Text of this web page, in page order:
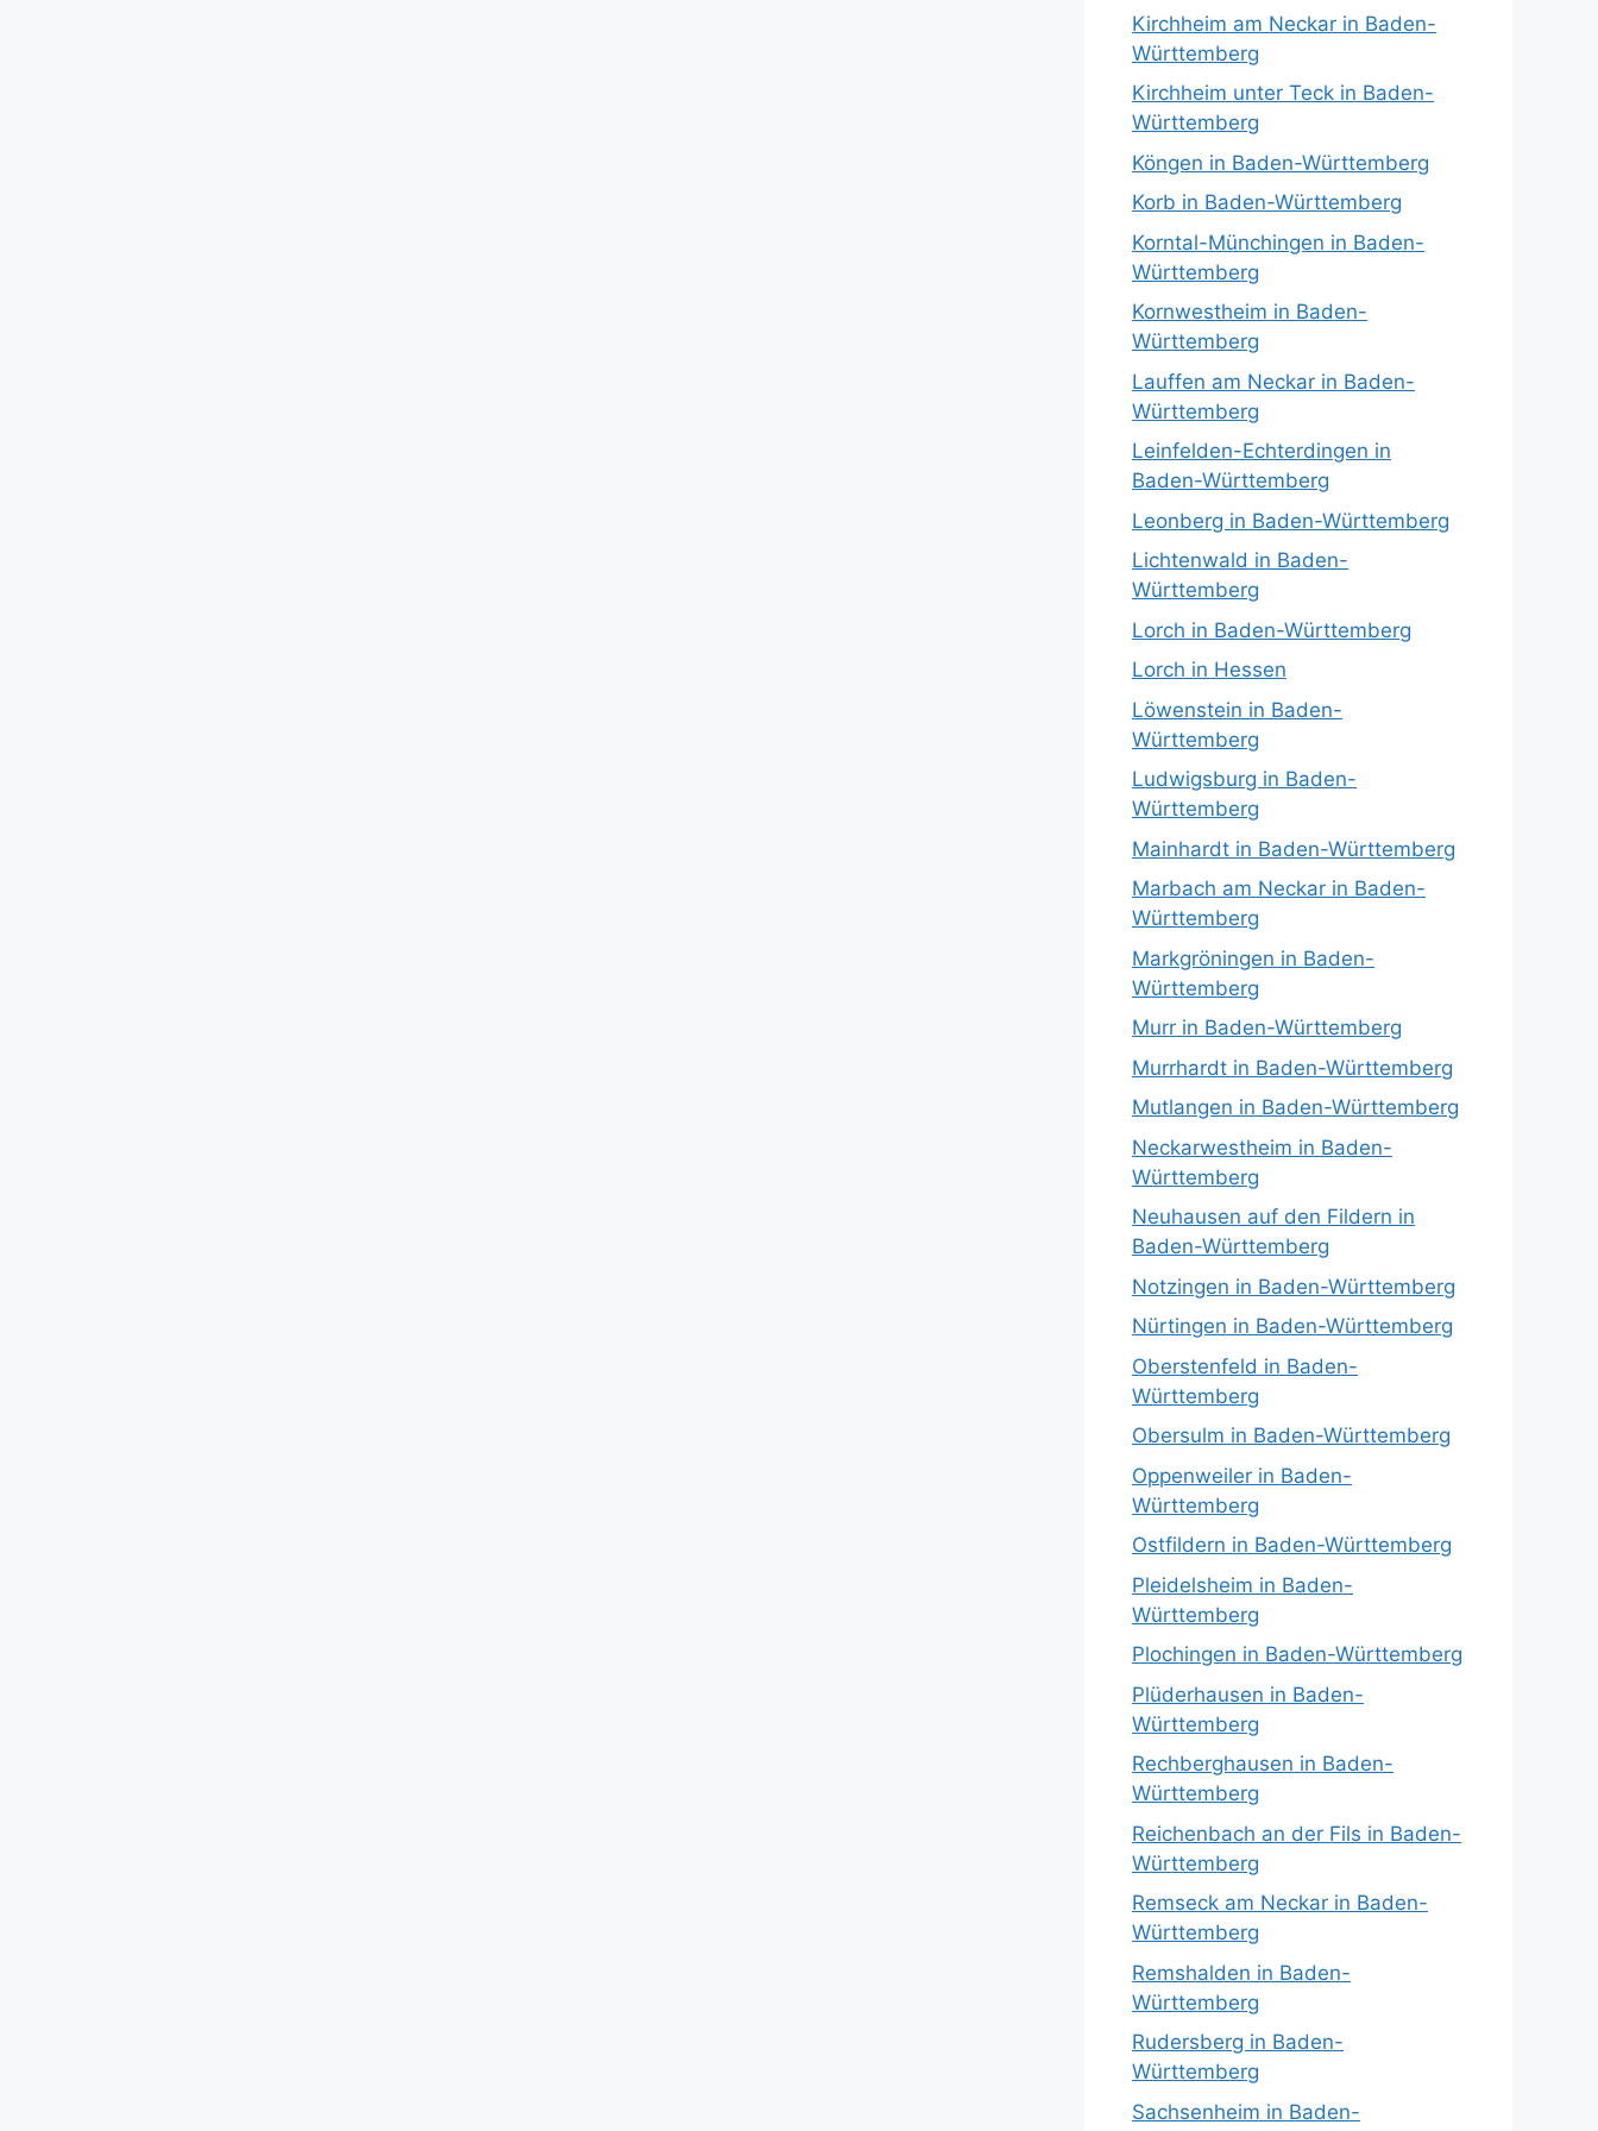
Kirchheim am Neckar in Baden-
Württemberg
Kirchheim unter Teck in Baden-
Württemberg
Köngen in Baden-Württemberg
Korb in Baden-Württemberg
Korntal-Münchingen in Baden-
Württemberg
Kornwestheim in Baden-
Württemberg
Lauffen am Neckar in Baden-
Württemberg
Leinfelden-Echterdingen in
Baden-Württemberg
Leonberg in Baden-Württemberg
Lichtenwald in Baden-
Württemberg
Lorch in Baden-Württemberg
Lorch in Hessen
Löwenstein in Baden-
Württemberg
Ludwigsburg in Baden-
Württemberg
Mainhardt in Baden-Württemberg
Marbach am Neckar in Baden-
Württemberg
Markgröningen in Baden-
Württemberg
Murr in Baden-Württemberg
Murrhardt in Baden-Württemberg
Mutlangen in Baden-Württemberg
Neckarwestheim in Baden-
Württemberg
Neuhausen auf den Fildern in
Baden-Württemberg
Notzingen in Baden-Württemberg
Nürtingen in Baden-Württemberg
Oberstenfeld in Baden-
Württemberg
Obersulm in Baden-Württemberg
Oppenweiler in Baden-
Württemberg
Ostfildern in Baden-Württemberg
Pleidelsheim in Baden-
Württemberg
Plochingen in Baden-Württemberg
Plüderhausen in Baden-
Württemberg
Rechberghausen in Baden-
Württemberg
Reichenbach an der Fils in Baden-
Württemberg
Remseck am Neckar in Baden-
Württemberg
Remshalden in Baden-
Württemberg
Rudersberg in Baden-
Württemberg
Sachsenheim in Baden-